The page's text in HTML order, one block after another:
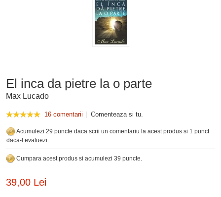
El inca da pietre la o parte
Max Lucado
16 comentarii Comenteaza si tu.
Acumulezi 29 puncte daca scrii un comentariu la acest produs si 1 punct
daca-l evaluezi.
Cumpara acest produs si acumulezi 39 puncte.
39,00 Lei